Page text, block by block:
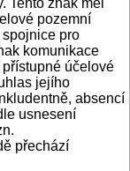
Tento znak měl
pozemní
pro
komunikace
účelové
jejího
absencí
usnesení
přechází